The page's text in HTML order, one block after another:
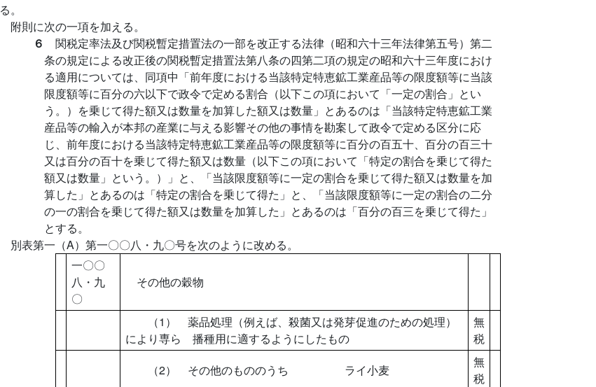
る。
附則に次の一項を加える。
６ 関税定率法及び関税暫定措置法の一部を改正する法律（昭和六十三年法律第五号）第二
条の規定による改正後の関税暫定措置法第八条の四第二項の規定の昭和六十三年度におけ
る適用については、同項中「前年度における当該特定特恵鉱工業産品等の限度額等に当該
限度額等に百分の六以下で政令で定める割合（以下この項において「一定の割合」とい
う。）を乗じて得た額又は数量を加算した額又は数量」とあるのは「当該特定特恵鉱工業
産品等の輸入が本邦の産業に与える影響その他の事情を勘案して政令で定める区分に応
じ、前年度における当該特定特恵鉱工業産品等の限度額等に百分の百五十、百分の百三十
又は百分の百十を乗じて得た額又は数量（以下この項において「特定の割合を乗じて得た
額又は数量」という。）」と、「当該限度額等に一定の割合を乗じて得た額又は数量を加
算した」とあるのは「特定の割合を乗じて得た」と、「当該限度額等に一定の割合の二分
の一の割合を乗じて得た額又は数量を加算した」とあるのは「百分の百三を乗じて得た」
とする。
別表第一（A）第一〇〇八・九〇号を次のように改める。
一〇〇
八・九
〇
その他の穀物
（1） 薬品処理（例えば、殺菌又は発芽促進のための処理）
により専ら 播種用に適するようにしたもの
無
税
（2） その他のもののうち ライ小麦
無
税